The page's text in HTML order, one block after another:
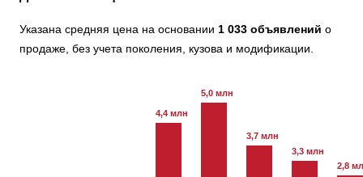
Указана средняя цена на основании 1 033 объявлений о
продаже, без учета поколения, кузова и модификации.
4,4 млн
5,0 млн
3,7 млн
3,3 млн
2,8